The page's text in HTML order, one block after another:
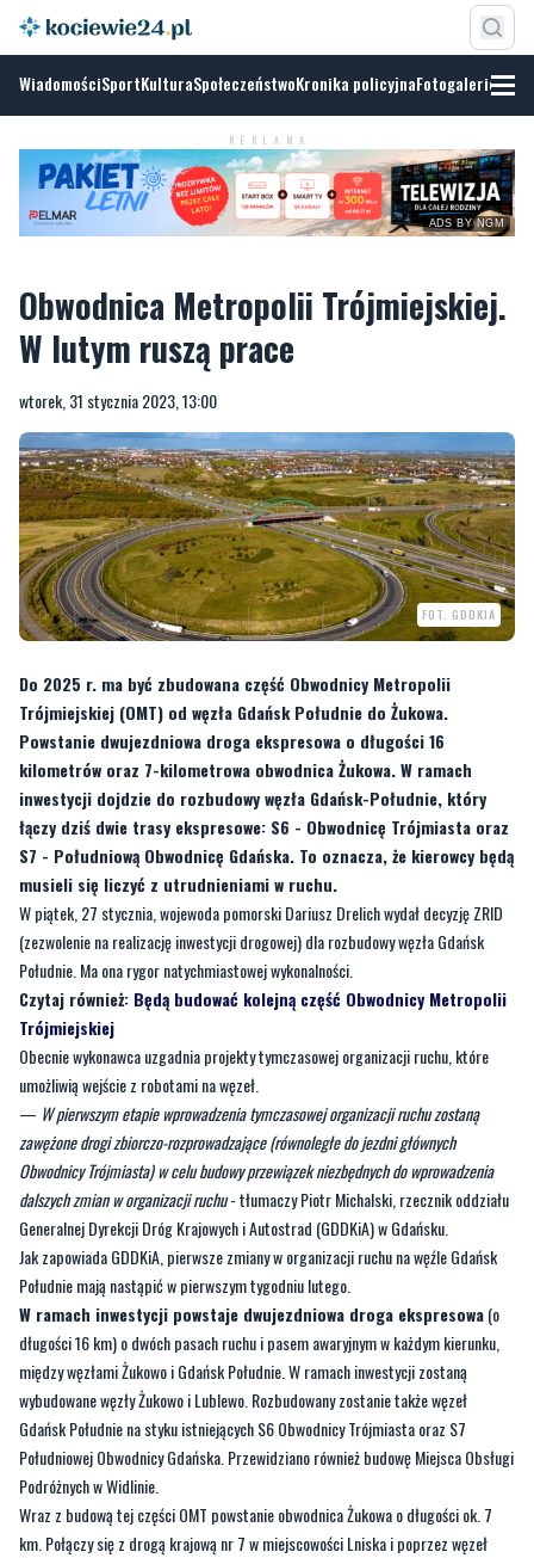
WiadomościSportKulturaSpołeczeństwoKronika policyjnaFotogalerie
REKLAMA
ADS BY NGM
Obwodnica Metropolii Trójmiejskiej.
W lutym ruszą prace
wtorek, 31 stycznia 2023, 13:00
FOT. GDDKIA
Do 2025 r. ma być zbudowana część Obwodnicy Metropolii
Trójmiejskiej (OMT) od węzła Gdańsk Południe do Żukowa.
Powstanie dwujezdniowa droga ekspresowa o długości 16
kilometrów oraz 7-kilometrowa obwodnica Żukowa. W ramach
inwestycji dojdzie do rozbudowy węzła Gdańsk-Południe, który
łączy dziś dwie trasy ekspresowe: S6 - Obwodnicę Trójmiasta oraz
S7 - Południową Obwodnicę Gdańska. To oznacza, że kierowcy będą
musieli się liczyć z utrudnieniami w ruchu.
W piątek, 27 stycznia, wojewoda pomorski Dariusz Drelich wydał decyzję ZRID
(zezwolenie na realizację inwestycji drogowej) dla rozbudowy węzła Gdańsk
Południe. Ma ona rygor natychmiastowej wykonalności.
Czytaj również: Będą budować kolejną część Obwodnicy Metropolii
Trójmiejskiej
Obecnie wykonawca uzgadnia projekty tymczasowej organizacji ruchu, które
umożliwią wejście z robotami na węzeł.
— W pierwszym etapie wprowadzenia tymczasowej organizacji ruchu zostaną
zawężone drogi zbiorczo-rozprowadzające (równoległe do jezdni głównych
Obwodnicy Trójmiasta) w celu budowy przewiązek niezbędnych do wprowadzenia
dalszych zmian w organizacji ruchu- tłumaczy Piotr Michalski, rzecznik oddziału
Generalnej Dyrekcji Dróg Krajowych i Autostrad (GDDKiA) w Gdańsku.
Jak zapowiada GDDKiA, pierwsze zmiany w organizacji ruchu na węźle Gdańsk
Południe mają nastąpić w pierwszym tygodniu lutego.
W ramach inwestycji powstaje dwujezdniowa droga ekspresowa(o
długości 16 km) o dwóch pasach ruchu i pasem awaryjnym w każdym kierunku,
między węzłami Żukowo i Gdańsk Południe. W ramach inwestycji zostaną
wybudowane węzły Żukowo i Lublewo. Rozbudowany zostanie także węzeł
Gdańsk Południe na styku istniejących S6 Obwodnicy Trójmiasta oraz S7
Południowej Obwodnicy Gdańska. Przewidziano również budowę Miejsca Obsługi
Podróżnych w Widlinie.
Wraz z budową tej części OMT powstanie obwodnica Żukowa o długości ok. 7
km. Połączy się z drogą krajową nr 7 w miejscowości Lniska i poprzez węzeł